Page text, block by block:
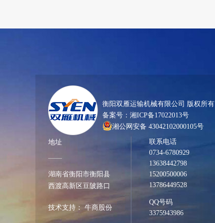
衡阳双雁运输机械有限公司 版权所有
备案号： 湘ICP备17022013号
湘公网安备 43042102000105号
地址
湖南省衡阳市衡阳县
西渡高新区豆陂路口
技术支持： 牛商股份
联系电话
0734-6780929
13638442798
15200500006
13786449528
QQ号码
3375943986